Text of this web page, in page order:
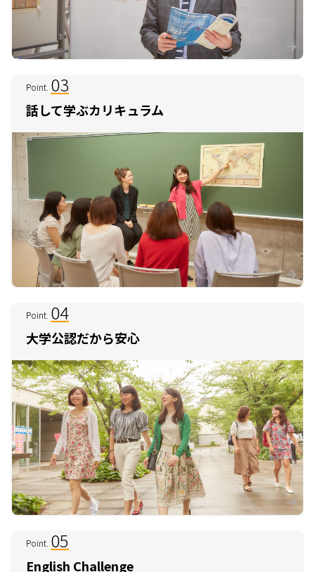
Point. 03
話して学ぶカリキュラム
Point. 04
⼤学公認だから安⼼
Point. 05
English Challenge